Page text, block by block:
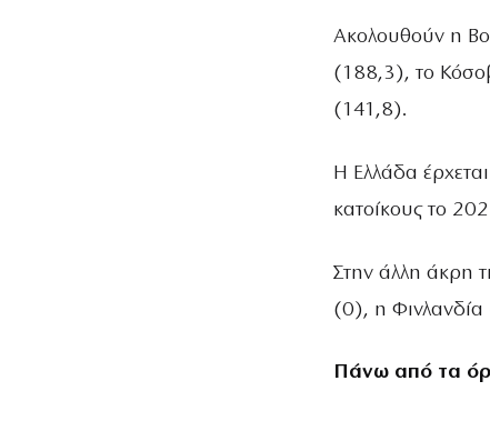
Ακολουθούν η
(188,3), το
(141,8).
H Ελλάδα
κατοίκους το
Στην άλλη άκρη
(0), η
Πάνω από τα